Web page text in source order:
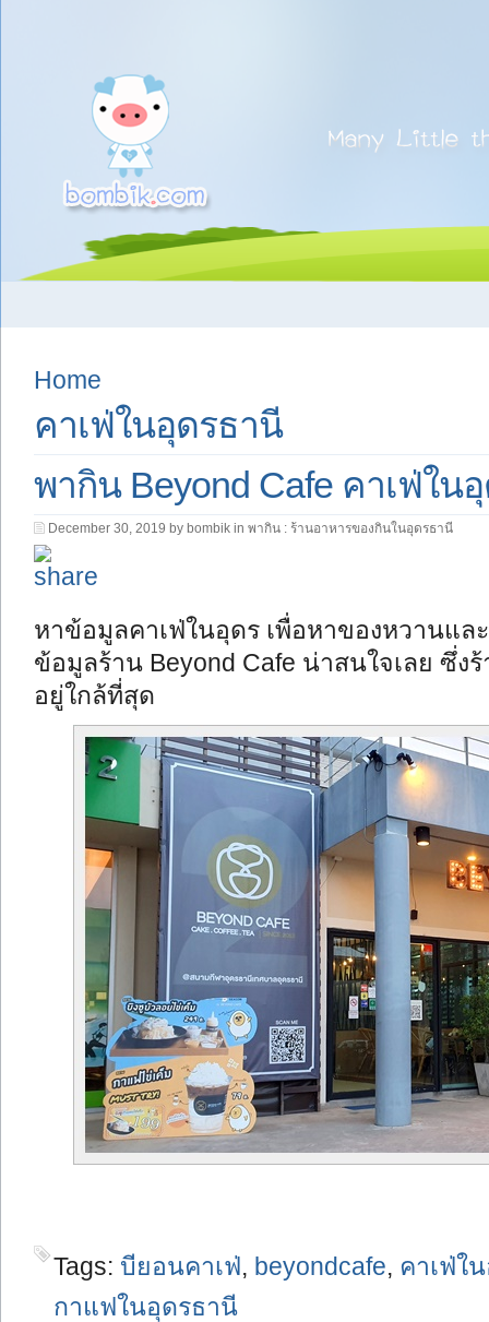
Home
คาเฟ่ในอุดรธานี
พากิน Beyond Cafe คาเฟ่ใ
December 30, 2019 by bombik in พากิน : ร้านอาหารของกินในอุดรธานี
หาข้อมูลคาเฟ่ในอุดร เพื่อหาของหวานแ
ข้อมูลร้าน Beyond Cafe น่าสนใจเลย ซึ่ง
อยู่ใกล้ที่สุด
Tags: บียอนคาเฟ่, beyondcafe, คาเฟ่ใ
กาแฟในอุดรธานี